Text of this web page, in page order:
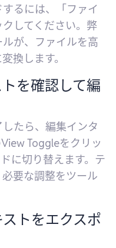
るには、「ファイ
してください。弊
が、ファイルを高
換します。
を確認して編
たら、編集インタ
Toggleをクリッ
に切り替えます。テ
要な調整をツール
トをエクスポ